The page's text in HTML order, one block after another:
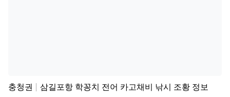
충청권 삼길포항 학꽁치 전어 카고채비 낚시 조황 정보